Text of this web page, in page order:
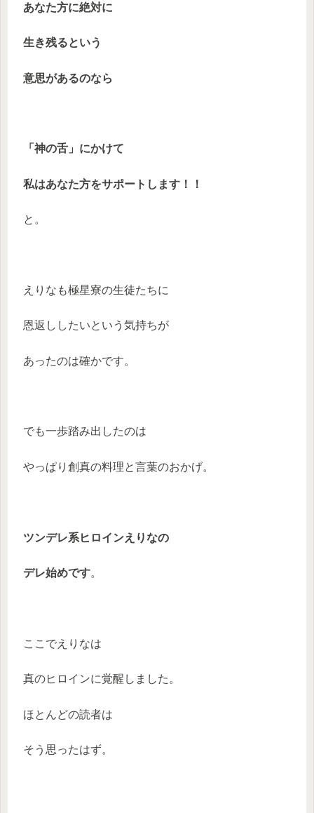
あなた方に絶対に
生き残るという
意思があるのなら
「神の舌」にかけて
私はあなた方をサポートします！！
と。
えりなも極星寮の生徒たちに
恩返ししたいという気持ちが
あったのは確かです。
でも一歩踏み出したのは
やっぱり創真の料理と言葉のおかげ。
ツンデレ系ヒロインえりなの
デレ始めです。
ここでえりなは
真のヒロインに覚醒しました。
ほとんどの読者は
そう思ったはず。